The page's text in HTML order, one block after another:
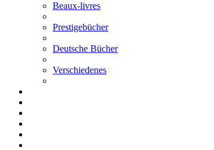
Beaux-livres
Prestigebücher
Deutsche Bücher
Verschiedenes